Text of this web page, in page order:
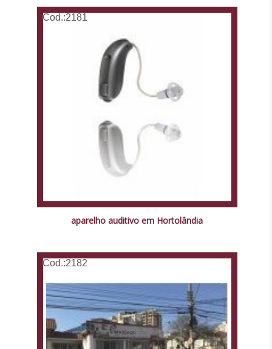
Cod.:2181
aparelho auditivo em Hortolândia
Cod.:2182